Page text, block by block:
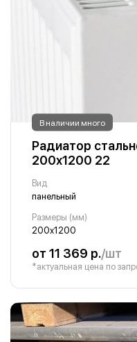
В наличии много
Радиатор
200х1200 22
Вид
панельный
Размеры (мм)
200х1200
от 11 369 р./шт
*актуальная цена по